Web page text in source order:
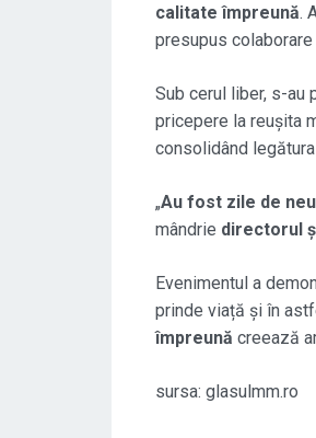
calitate împreună.
presupus
Sub cerul liber, s-au
pricepere la reușita
consolidând
„Au fost zile de
mândrie directorul
Evenimentul a
prinde viață și în
împreună creează
sursa: glasulmm.ro